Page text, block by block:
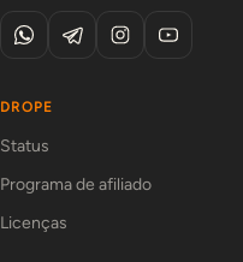
DROPE
Status
Programa de afiliado
Licenças